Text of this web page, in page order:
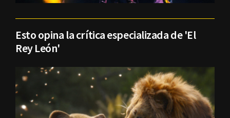
Esto opina la crítica especializada de 'El
Rey León'